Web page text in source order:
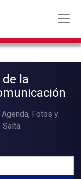
la
Fotos y